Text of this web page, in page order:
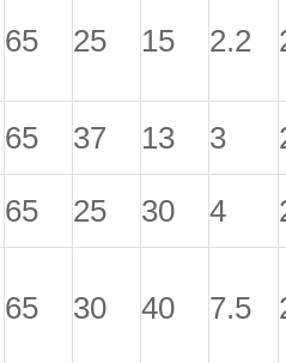
65 25 15 2.2
65 37 13 3
65 25 30 4
65 30 40 7.5